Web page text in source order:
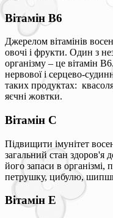
Вітамін В6
Джерелом вітамінів
овочі і фрукти. Один з
організму – це вітамін
нервової і серцево-
таких продуктах:
яєчні жовтки.
Вітамін С
Підвищити імунітет
загальний стан
його запаси в організмі,
петрушку, цибулю,
Вітамін Е